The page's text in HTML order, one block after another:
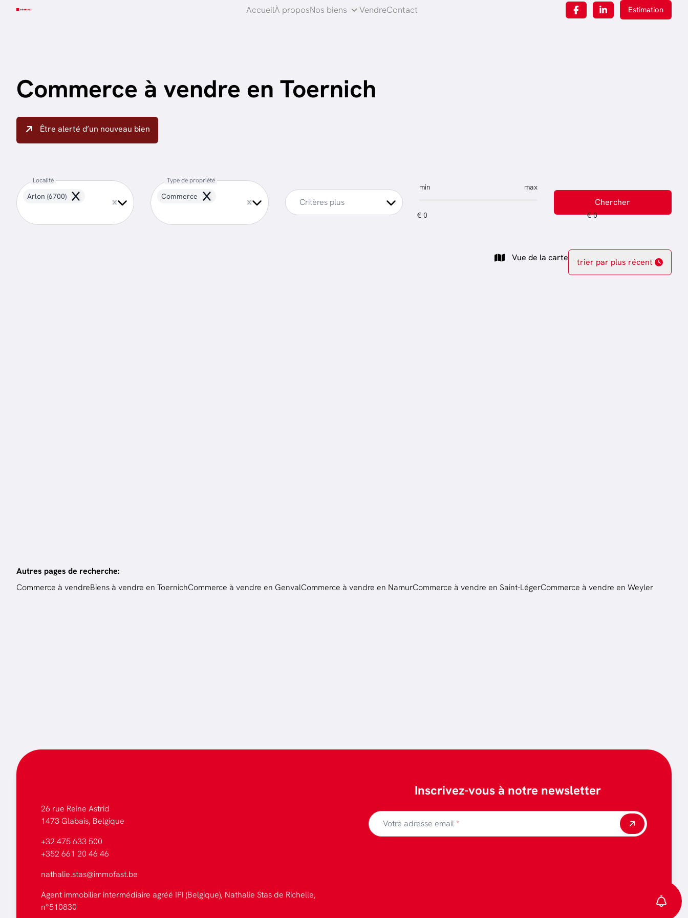
AccueilÀ proposNos biens VendreContact Estimation
Commerce à vendre en Toernich
Être alerté d’un nouveau bien
Localité
Arlon (6700) Remove
Type de propriété
Commerce Remove Critères plus
min max
Chercher
Vue de la carte trier par plus récent
Autres pages de recherche:
Commerce à vendreBiens à vendre en ToernichCommerce à vendre en GenvalCommerce à vendre en NamurCommerce à vendre en Saint-LégerCommerce à vendre en Weyler
26 rue Reine Astrid
1473 Glabais, Belgique
+32 475 633 500
+352 661 20 46 46
nathalie.stas@immofast.be
Agent immobilier intermédiaire agréé IPI (Belgique), Nathalie Stas de Richelle,
n°510830
Inscrivez-vous à notre newsletter
Votre adresse email*